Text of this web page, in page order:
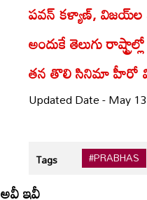
పవన్ కళ్యాణ్,
అందుకే తెలుగు
తన తొలి సినిమా హీరో
Updated Date - May
Tags #PRABHAS
అవీ ఇవీ